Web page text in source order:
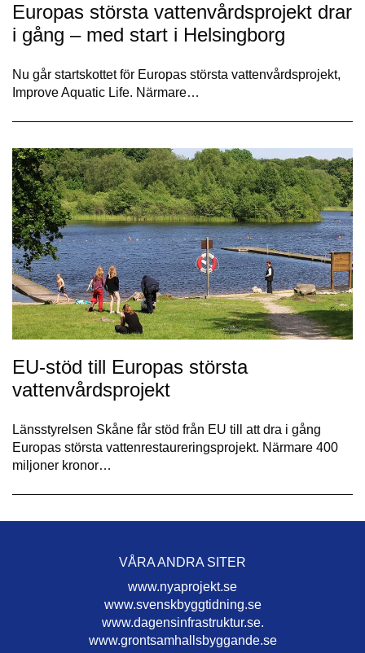
Europas största vattenvårdsprojekt drar
i gång – med start i Helsingborg
Nu går startskottet för Europas största vattenvårdsprojekt,
Improve Aquatic Life. Närmare…
EU-stöd till Europas största
vattenvårdsprojekt
Länsstyrelsen Skåne får stöd från EU till att dra i gång
Europas största vattenrestaureringsprojekt. Närmare 400
miljoner kronor…
VÅRA ANDRA SITER
www.nyaprojekt.se
www.svenskbyggtidning.se
www.dagensinfrastruktur.se.
www.grontsamhallsbyggande.se